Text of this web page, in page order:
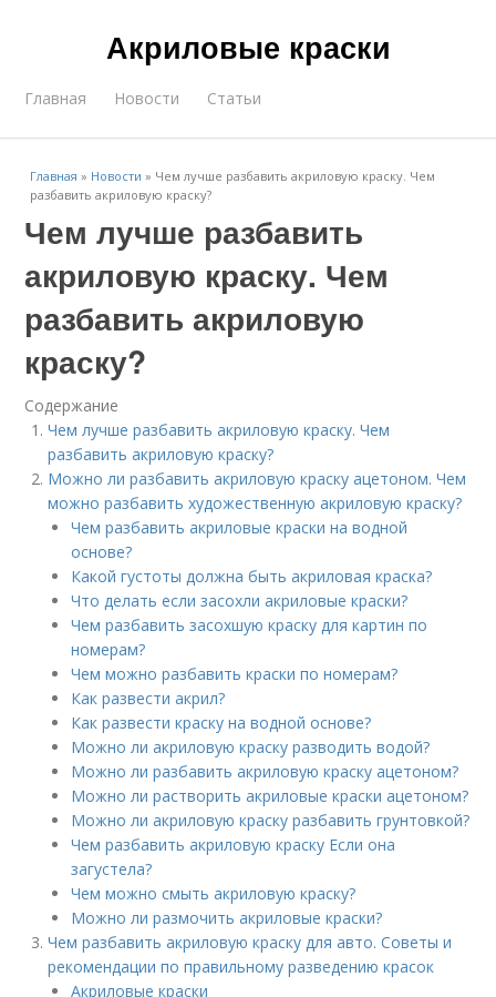
Акриловые краски
Главная Новости Статьи
Главная » Новости » Чем лучше разбавить акриловую краску. Чем
разбавить акриловую краску?
Чем лучше разбавить
акриловую краску. Чем
разбавить акриловую
краску?
Содержание
Чем лучше разбавить акриловую краску. Чем
разбавить акриловую краску?
Можно ли разбавить акриловую краску ацетоном. Чем
можно разбавить художественную акриловую краску?
Чем разбавить акриловые краски на водной
основе?
Какой густоты должна быть акриловая краска?
Что делать если засохли акриловые краски?
Чем разбавить засохшую краску для картин по
номерам?
Чем можно разбавить краски по номерам?
Как развести акрил?
Как развести краску на водной основе?
Можно ли акриловую краску разводить водой?
Можно ли разбавить акриловую краску ацетоном?
Можно ли растворить акриловые краски ацетоном?
Можно ли акриловую краску разбавить грунтовкой?
Чем разбавить акриловую краску Если она
загустела?
Чем можно смыть акриловую краску?
Можно ли размочить акриловые краски?
Чем разбавить акриловую краску для авто. Советы и
рекомендации по правильному разведению красок
Акриловые краски